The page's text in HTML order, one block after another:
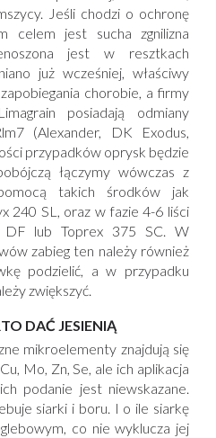
Jeśli chodzi o ochronę
celem jest sucha zgnilizna
jest w resztkach
już wcześniej, właściwy
chorobie, a firmy
posiadają odmiany
(Alexander, DK Exodus,
przypadków oprysk będzie
łączymy wówczas z
takich środków jak
240 SL, oraz w fazie 4-6 liści
lub Toprex 375 SC. W
zabieg ten należy również
podzielić, a w przypadku
zwiększyć.
DAĆ JESIENIĄ
mikroelementy znajdują się
Mo, Zn, Se, ale ich aplikacja
podanie jest niewskazane.
siarki i boru. I o ile siarkę
co nie wyklucza jej